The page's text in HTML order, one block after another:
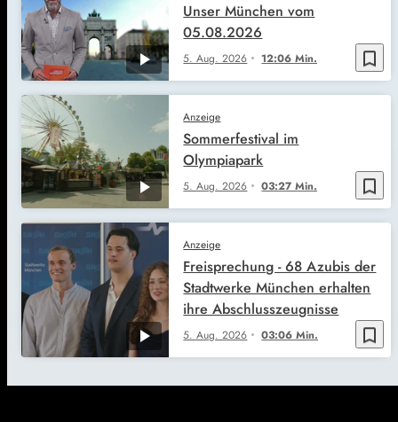
bookmark_border
5. Aug. 2026 12:06 Min.
Unser München vom
05.08.2026
bookmark_border
Anzeige
5. Aug. 2026 03:27 Min.
Sommerfestival im
Olympiapark
bookmark_border
Anzeige
5. Aug. 2026 03:06 Min.
Freisprechung - 68 Azubis der
Stadtwerke München erhalten
ihre Abschlusszeugnisse